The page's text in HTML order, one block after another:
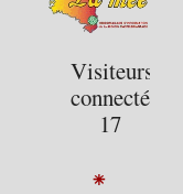
Visiteurs
connectés :
17
⁕